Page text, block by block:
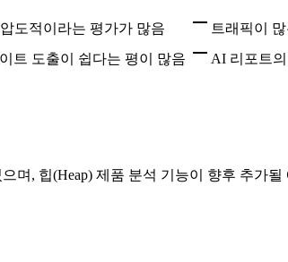
도적이라는 평가가 많음
트래픽이
트 도출이 쉽다는 평이 많음
AI 리포트
며, 힙(Heap) 제품 분석 기능이 향후 추